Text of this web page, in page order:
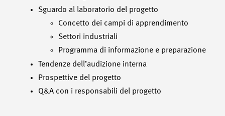
Sguardo al laboratorio del progetto
Concetto dei campi di apprendimento
Settori industriali
Programma di informazione e preparazione
Tendenze dell’audizione interna
Prospettive del progetto
Q&A con i responsabili del progetto